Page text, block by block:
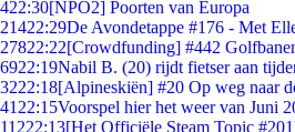
422:30[NPO2] Poorten van Europa
21422:29De Avondetappe #176 - Met
27822:22[Crowdfunding] #442
6922:19Nabil B. (20) rijdt fietser aan
3222:18[Alpineskiën] #20 Op weg naar
41 22:15Voorspel hier het weer van Juni
11222:13[Het Officiële Steam Topic